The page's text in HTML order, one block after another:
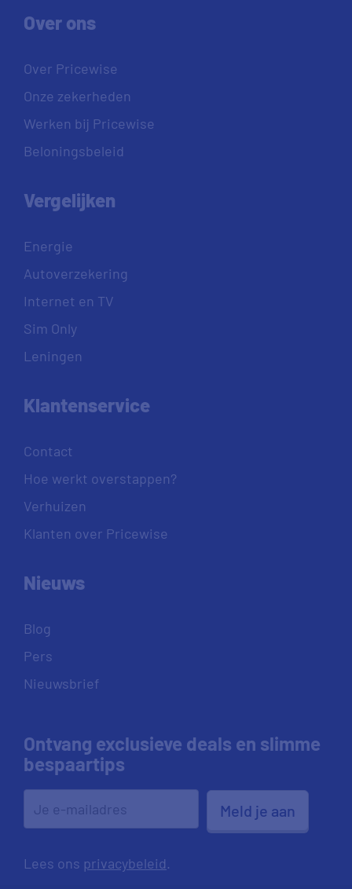
Over ons
Over Pricewise
Onze zekerheden
Werken bij Pricewise
Beloningsbeleid
Vergelijken
Energie
Autoverzekering
Internet en TV
Sim Only
Leningen
Klantenservice
Contact
Hoe werkt overstappen?
Verhuizen
Klanten over Pricewise
Nieuws
Blog
Pers
Nieuwsbrief
Ontvang exclusieve deals en slimme
bespaartips
Meld je aan
Lees ons privacybeleid.